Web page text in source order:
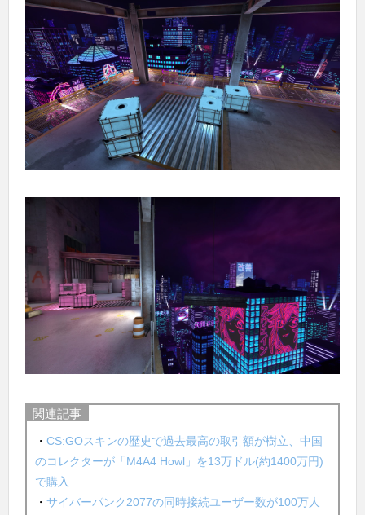
関連記事
・ CS:GOスキンの歴史で過去最高の取引額が樹立、中国
のコレクターが「M4A4 Howl」を13万ドル(約1400万円)
で購入
・ サイバーパンク2077の同時接続ユーザー数が100万人